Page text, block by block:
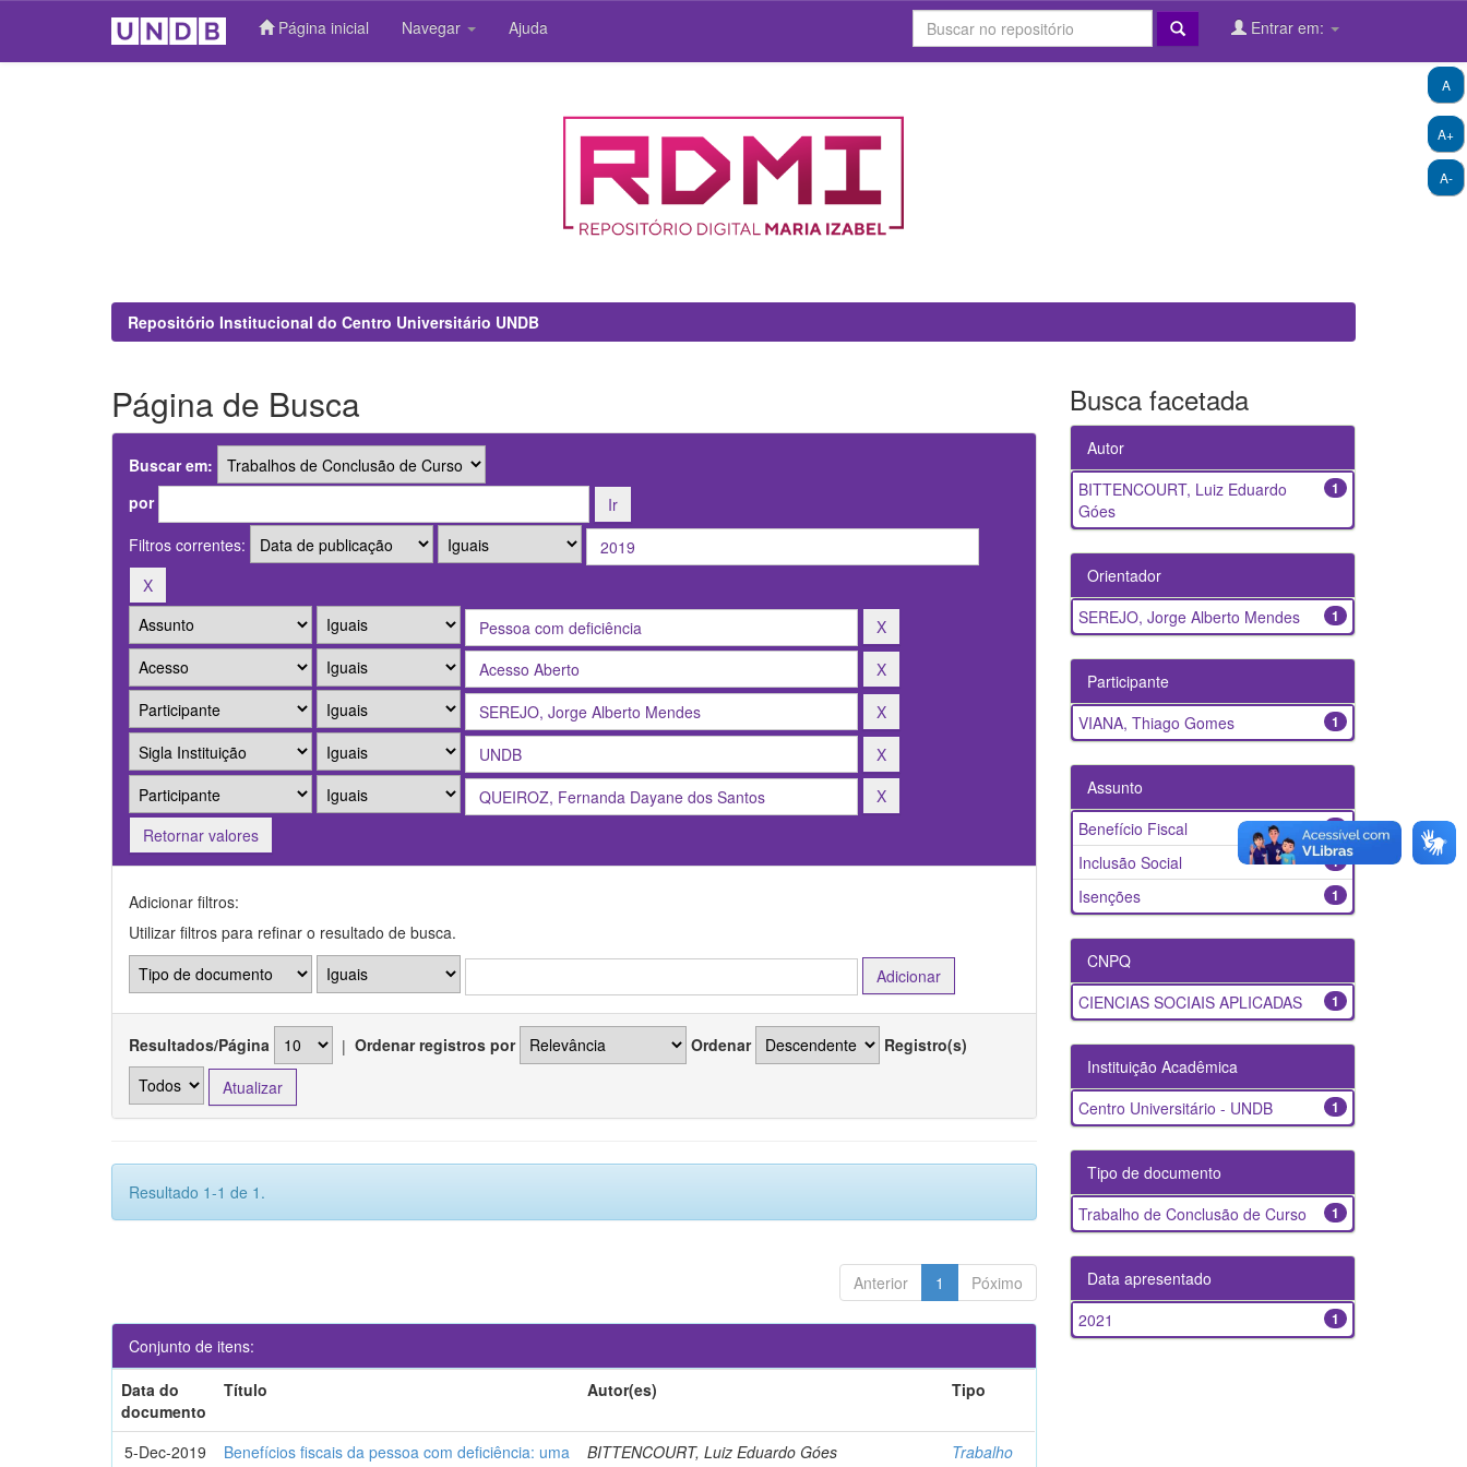
Página inicial Navegar Ajuda Entrar em:
A+
A-
A
Repositório Institucional do Centro Universitário UNDB
Página de Busca
Buscar em:
por
Filtros correntes:
Retornar valores
Adicionar filtros:
Utilizar filtros para refinar o resultado de busca.
Resultados/Página | Ordenar registros por Ordenar Registro(s)
Resultado 1-1 de 1.
Anterior 1 Póximo
Conjunto de itens:
Data do
documento
Título Autor(es) Tipo
5-Dec-2019
Benefícios fiscais da pessoa com deficiência: uma
BITTENCOURT, Luiz Eduardo Góes
Trabalho
Busca facetada
Autor
1
BITTENCOURT, Luiz Eduardo
Góes
Orientador
1
SEREJO, Jorge Alberto Mendes
Participante
1
VIANA, Thiago Gomes
Assunto
1
Benefício Fiscal
1
Inclusão Social
1
Isenções
CNPQ
1
CIENCIAS SOCIAIS APLICADAS
Instituição Acadêmica
1
Centro Universitário - UNDB
Tipo de documento
1
Trabalho de Conclusão de Curso
Data apresentado
1
2021